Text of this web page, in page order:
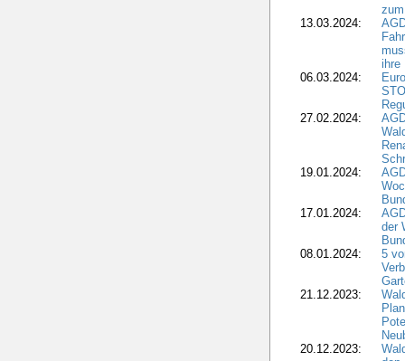
13.03.2024:
ihre
06.03.2024:
27.02.2024:
19.01.2024:
17.01.2024:
der
08.01.2024:
5
21.12.2023:
20.12.2023: